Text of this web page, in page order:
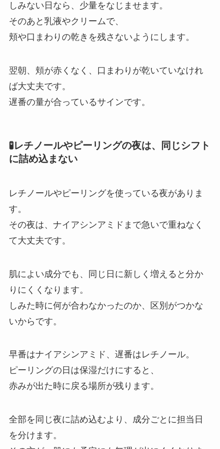
しみない日なら、少量をなじませます。
そのあと乳液やクリームで、
頬や口まわりの乾きを残さないようにします。
翌朝、頬が赤くなく、口まわりが乾いていなけれ
ば大丈夫です。
遅番の量が合っているサインです。
🧪レチノールやピーリングの夜は、同じシフト
に詰め込まない
レチノールやピーリングを使っている夜がありま
す。
その夜は、ナイアシンアミドまで急いで重ねなく
て大丈夫です。
肌によい成分でも、同じ日に新しく増えると分か
りにくくなります。
しみた時に何が合わなかったのか、区別がつかな
いからです。
早番はナイアシンアミド、遅番はレチノール。
ピーリングの日は保湿だけにすると、
赤みが出た時に戻る場所が残ります。
全部を同じ夜に詰め込むより、成分ごとに担当日
を分けます。